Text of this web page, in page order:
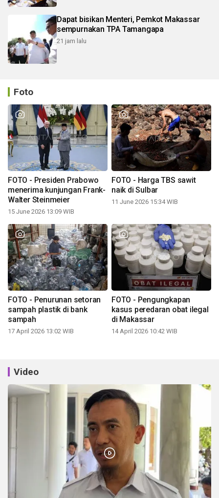
Dapat bisikan Menteri, Pemkot Makassar
sempurnakan TPA Tamangapa
21 jam lalu
Foto
FOTO - Presiden Prabowo
menerima kunjungan Frank-
Walter Steinmeier
15 June 2026 13:09 WIB
FOTO - Harga TBS sawit
naik di Sulbar
11 June 2026 15:34 WIB
FOTO - Penurunan setoran
sampah plastik di bank
sampah
17 April 2026 13:02 WIB
FOTO - Pengungkapan
kasus peredaran obat ilegal
di Makassar
14 April 2026 10:42 WIB
Video